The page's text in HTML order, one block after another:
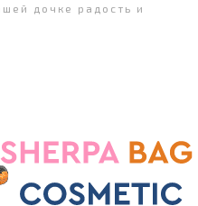
дочке радость и